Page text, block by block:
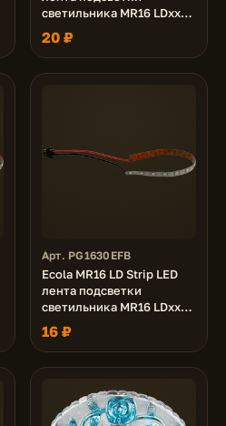
светильника MR16 LDxxxx
24V, 3.0W, RGB
20 ₽
Арт. PG1630EFB
Ecola MR16 LD Strip LED
лента подсветки
светильника MR16 LDxxxx
24V, 3.0W, Зеленая Green
16 ₽